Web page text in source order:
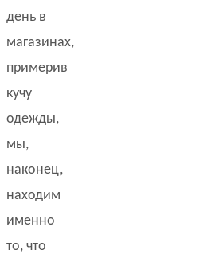
день в
магазинах,
примерив
кучу
одежды,
мы,
наконец,
находим
именно
то, что